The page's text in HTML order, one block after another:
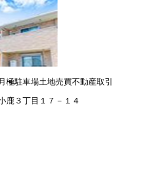
月極駐車場土地売買不動産取引
鹿３丁目１７－１４